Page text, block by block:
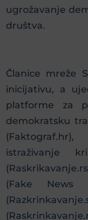
ugrožavanje
društva.
Članice mreže
inicijativu, a
platforme za
demokratsku
istraživanje
(Fake News